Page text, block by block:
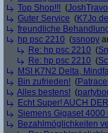
Top Shop!!! (
Guter Service (K7Jo.de
freundliche
hp psc 2210 (ssnopy
Re: hp psc 2210 (
Re: hp psc 2210 (
MSI K7N2 Delta,
Bin zufrieden! (
Alles bestens! (
Echt Super! AUCH
Siemens Gigaset
Bezahlmöglichkeiten